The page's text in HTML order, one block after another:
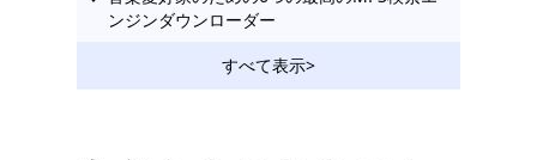
ンジンダウンローダー
日本の音楽ダウンロードのトップ8のウェブ
サイト2023
ト]
すべて表示>